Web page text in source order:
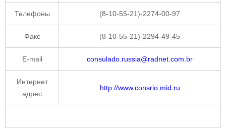
Телефоны (8-10-55-21)-2274-00-97
Факс (8-10-55-21)-2294-49-45
E-mail consulado.russia@radnet.com.br
Интернет
адрес
http://www.consrio.mid.ru